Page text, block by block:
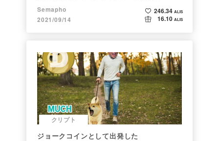
Semapho
2021/09/14
246.34 ALIS
16.10 ALIS
クリプト
ジョークコインとして出発した